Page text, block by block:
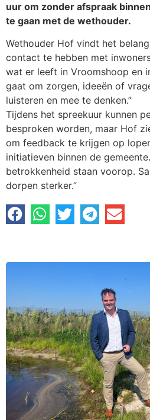
uur om zonder afspraak
te gaan met de wethouder.
Wethouder Hof vindt het
contact te hebben met
wat er leeft in Vroomshoop en
gaat om zorgen, ideeën of
luisteren en mee te denken.”
Tijdens het spreekuur kunnen
besproken worden, maar Hof
om feedback te krijgen op
initiatieven binnen de
betrokkenheid staan voorop.
dorpen sterker.”